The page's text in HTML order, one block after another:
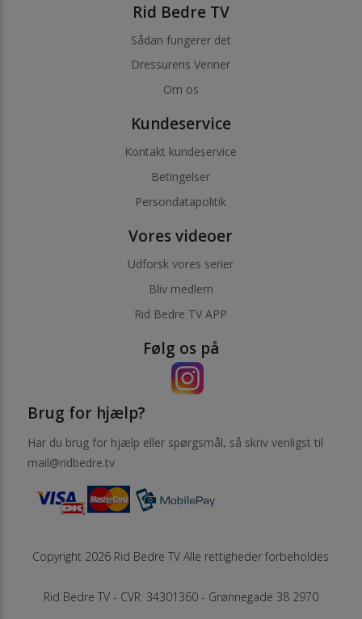
Rid Bedre TV
Sådan fungerer det
Dressurens Venner
Om os
Kundeservice
Kontakt kundeservice
Betingelser
Persondatapolitik
Vores videoer
Udforsk vores serier
Bliv medlem
Rid Bedre TV APP
Følg os på
Brug for hjælp?
Har du brug for hjælp eller spørgsmål, så skriv venligst til
mail@ridbedre.tv
Copyright 2026 Rid Bedre TV Alle rettigheder forbeholdes
Rid Bedre TV - CVR: 34301360 - Grønnegade 38 2970